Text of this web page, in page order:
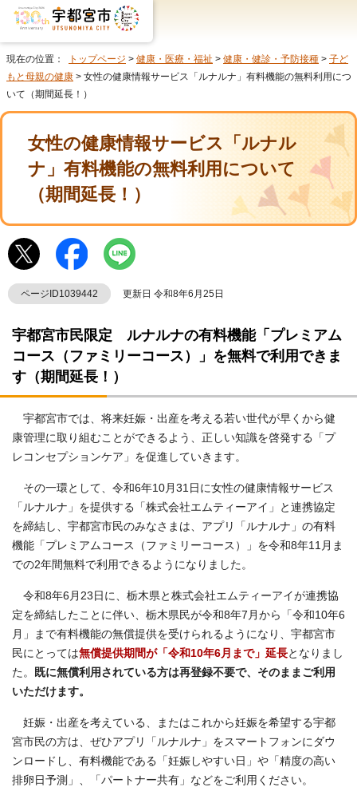
現在の位置： トップページ > 健康・医療・福祉 > 健康・健診・予防接種 > 子ど
もと母親の健康 > 女性の健康情報サービス「ルナルナ」有料機能の無料利用につ
いて（期間延長！）
女性の健康情報サービス「ルナル
ナ」有料機能の無料利用について
（期間延長！）
ページID1039442 更新日 令和8年6月25日
宇都宮市民限定 ルナルナの有料機能「プレミアム
コース（ファミリーコース）」を無料で利用できま
す（期間延長！）
宇都宮市では、将来妊娠・出産を考える若い世代が早くから健
康管理に取り組むことができるよう、正しい知識を啓発する「プ
レコンセプションケア」を促進していきます。
その一環として、令和6年10月31日に女性の健康情報サービス
「ルナルナ」を提供する「株式会社エムティーアイ」と連携協定
を締結し、宇都宮市民のみなさまは、アプリ「ルナルナ」の有料
機能「プレミアムコース（ファミリーコース）」を令和8年11月ま
での2年間無料で利用できるようになりました。
令和8年6月23日に、栃木県と株式会社エムティーアイが連携協
定を締結したことに伴い、栃木県民が令和8年7月から「令和10年6
月」まで有料機能の無償提供を受けられるようになり、宇都宮市
民にとっては無償提供期間が「令和10年6月まで」延長となりまし
た。
既に無償利用されている方は再登録不要で、そのままご利用
いただけます。
妊娠・出産を考えている、またはこれから妊娠を希望する宇都
宮市民の方は、ぜひアプリ「ルナルナ」をスマートフォンにダウ
ンロードし、有料機能である「妊娠しやすい日」や「精度の高い
排卵日予測」、「パートナー共有」などをご利用ください。